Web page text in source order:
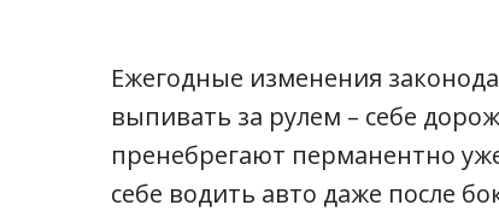
Ежегодные изменения
выпивать за рулем – себе
пренебрегают перманентно
себе водить авто даже после